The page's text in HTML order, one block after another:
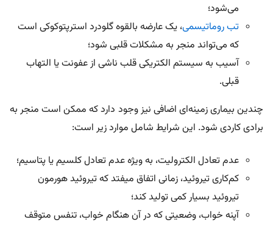
می‌شود؛
تب روماتیسمی، یک عارضه بالقوه گلودرد استرپتوکوکی است
که می‌تواند منجر به مشکلات قلبی شود؛
آسیب به سیستم الکتریکی قلب ناشی از عفونت یا التهاب
قبلی.
چندین بیماری زمینه‌ای اضافی نیز وجود دارد که ممکن است منجر به
برادی کاردی شود. این شرایط شامل موارد زیر است:
عدم تعادل الکترولیت، به ویژه عدم تعادل کلسیم یا پتاسیم؛
کم‌کاری تیروئید، زمانی اتفاق میفتد که تیروئید هورمون
تیروئید بسیار کمی تولید کند؛
آپنه خواب، وضعیتی که در آن هنگام خواب، تنفس متوقف